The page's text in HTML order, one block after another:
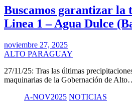
Buscamos garantizar la
Linea 1 – Agua Dulce
noviembre 27, 2025
ALTO PARAGUAY
27/11/25: Tras las últimas
maquinarias de la Gobernación de
A-NOV2025 NOTICIAS